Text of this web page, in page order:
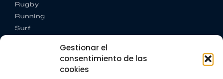
Gestionar el
consentimiento de las
cookies
Rugby
Running
Surf
CONTACTO